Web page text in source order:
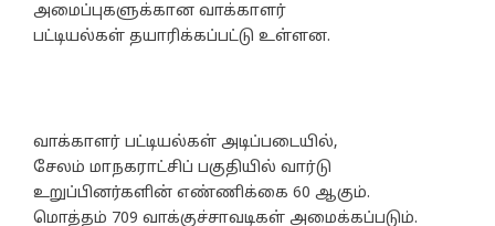
அமைப்புகளுக்கான வாக்காளர்
பட்டியல்கள் தயாரிக்கப்பட்டு உள்ளன.
வாக்காளர் பட்டியல்கள் அடிப்படையில்,
சேலம் மாநகராட்சிப் பகுதியில் வார்டு
உறுப்பினர்களின் எண்ணிக்கை 60 ஆகும்.
மொத்தம் 709 வாக்குச்சாவடிகள் அமைக்கப்படும்.